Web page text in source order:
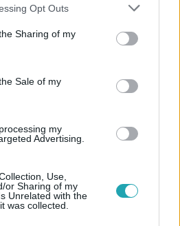
app uses one or more Google
usage behaviour. You may click to
and its third-party tags to
purposes in below Google
Opt Outs
Sharing of my
Sale of my
my
Advertising.
Use,
or Sharing of my
Unrelated with the
was collected.